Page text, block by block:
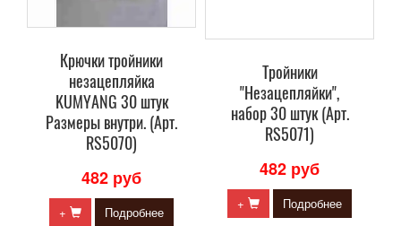
Крючки тройники
незацепляйка
KUMYANG 30 штук
Размеры внутри. (Арт.
RS5070)
482 руб
+ Подробнее
Тройники
"Незацепляйки",
набор 30 штук (Арт.
RS5071)
482 руб
+ Подробнее